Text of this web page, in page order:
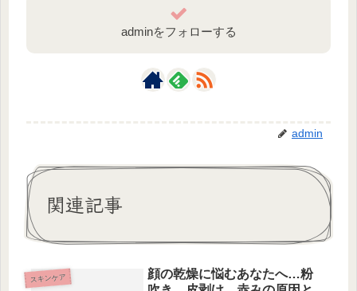
adminをフォローする
admin
関連記事
スキンケア
顔の乾燥に悩むあなたへ…粉